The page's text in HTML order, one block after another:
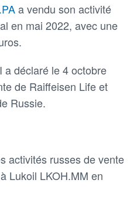
a vendu son activité
en mai 2022, avec une
a déclaré le 4 octobre
de Raiffeisen Life et
Russie.
activités russes de vente
Lukoil LKOH.MM en